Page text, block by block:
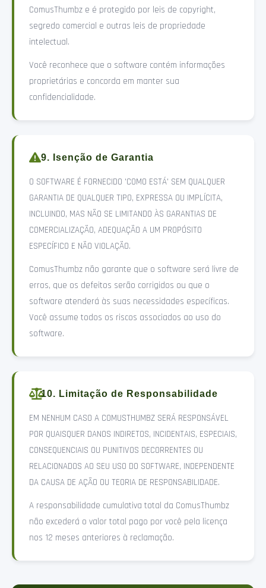
ComusThumbz e é protegido por leis de copyright,
segredo comercial e outras leis de propriedade
intelectual.
Você reconhece que o software contém informações
proprietárias e concorda em manter sua
confidencialidade.
9. Isenção de Garantia
O SOFTWARE É FORNECIDO 'COMO ESTÁ' SEM QUALQUER
GARANTIA DE QUALQUER TIPO, EXPRESSA OU IMPLÍCITA,
INCLUINDO, MAS NÃO SE LIMITANDO ÀS GARANTIAS DE
COMERCIALIZAÇÃO, ADEQUAÇÃO A UM PROPÓSITO
ESPECÍFICO E NÃO VIOLAÇÃO.
ComusThumbz não garante que o software será livre de
erros, que os defeitos serão corrigidos ou que o
software atenderá às suas necessidades específicas.
Você assume todos os riscos associados ao uso do
software.
10. Limitação de Responsabilidade
EM NENHUM CASO A COMUSTHUMBZ SERÁ RESPONSÁVEL
POR QUAISQUER DANOS INDIRETOS, INCIDENTAIS, ESPECIAIS,
CONSEQUENCIAIS OU PUNITIVOS DECORRENTES OU
RELACIONADOS AO SEU USO DO SOFTWARE, INDEPENDENTE
DA CAUSA DE AÇÃO OU TEORIA DE RESPONSABILIDADE.
A responsabilidade cumulativa total da ComusThumbz
não excederá o valor total pago por você pela licença
nos 12 meses anteriores à reclamação.